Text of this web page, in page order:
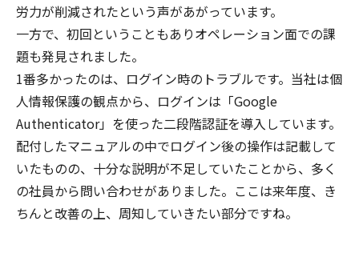
労力が削減されたという声があがっています。
一方で、初回ということもありオペレーション面での課
題も発見されました。
1番多かったのは、ログイン時のトラブルです。当社は個
人情報保護の観点から、ログインは「Google
Authenticator」を使った二段階認証を導入しています。
配付したマニュアルの中でログイン後の操作は記載して
いたものの、十分な説明が不足していたことから、多く
の社員から問い合わせがありました。ここは来年度、き
ちんと改善の上、周知していきたい部分ですね。